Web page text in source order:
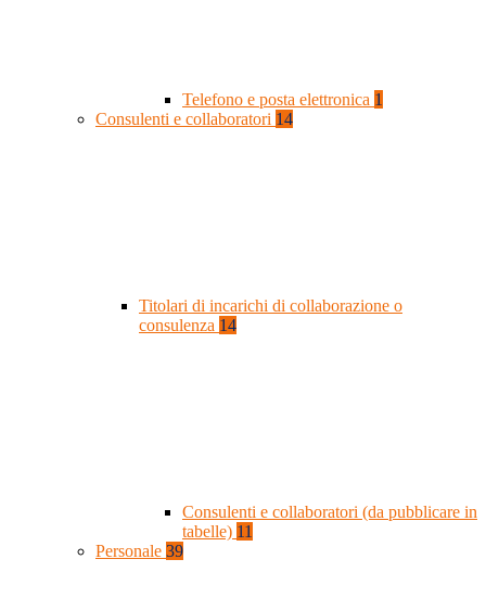
Telefono e posta elettronica 1
Consulenti e collaboratori 14
Titolari di incarichi di collaborazione o
consulenza 14
Consulenti e collaboratori (da pubblicare in
tabelle) 11
Personale 39